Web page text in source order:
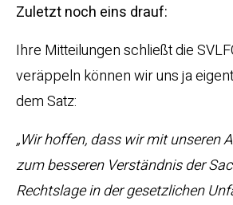
Zuletzt noch eins drauf:
Ihre Mitteilungen schließt die
veräppeln können wir uns ja
dem Satz:
„Wir hoffen, dass wir mit unseren
zum besseren Verständnis der
Rechtslage in der gesetzlichen